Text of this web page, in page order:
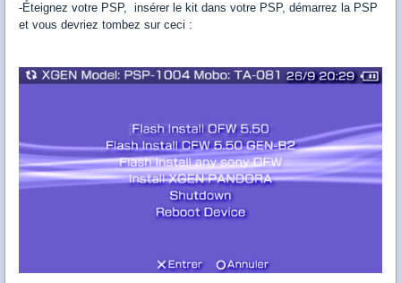
-Éteignez votre PSP, insérer le kit dans votre PSP, démarrez la PSP
et vous devriez tombez sur ceci :